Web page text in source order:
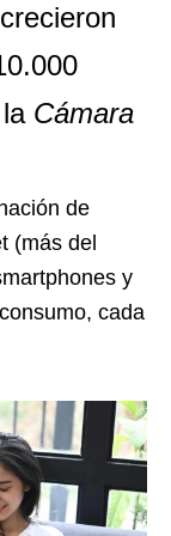
Cámara
de
(más del
y
cada